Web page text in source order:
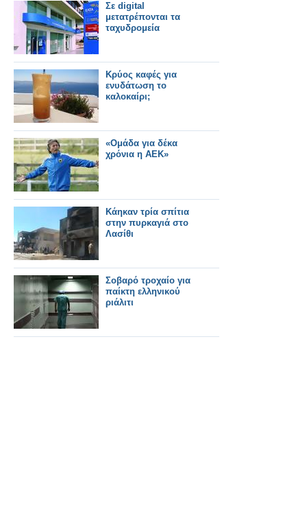
Σε digital
μετατρέπονται τα
ταχυδρομεία
Κρύος καφές για
ενυδάτωση το
καλοκαίρι;
«Ομάδα για δέκα
χρόνια η ΑΕΚ»
Κάηκαν τρία σπίτια
στην πυρκαγιά στο
Λασίθι
Σοβαρό τροχαίο για
παίκτη ελληνικού
ριάλιτι